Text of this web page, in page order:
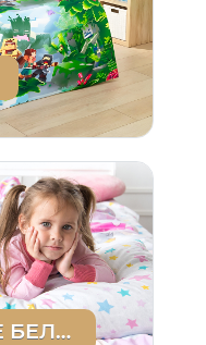
ПОСТЕЛЬНОЕ БЕЛЬЕ